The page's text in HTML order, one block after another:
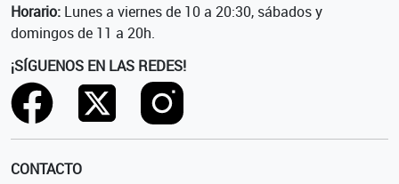
Horario: Lunes a viernes de 10 a 20:30, sábados y
domingos de 11 a 20h.
¡SÍGUENOS EN LAS REDES!
CONTACTO